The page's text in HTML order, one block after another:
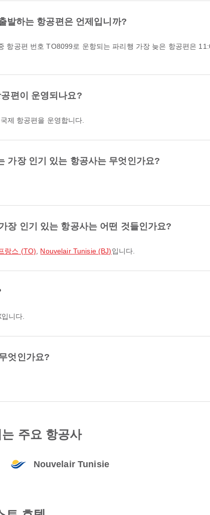
발하는 항공편은 언제입니까?
편이 운영되나요?
제 항공편을 운영합니다.
가장 인기 있는 항공사는 무엇인가요?
장 인기 있는 항공사는 어떤 것들인가요?
랑스 (TO) Nouvelair Tunisie (BJ)입니다.
니다.
엇인가요?
주요 항공사
Nouvelair Tunisie